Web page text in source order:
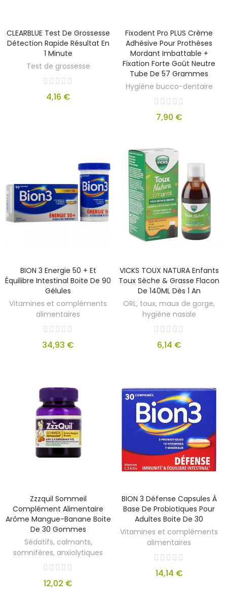
CLEARBLUE Test De Grossesse
Détection Rapide Résultat En
1 Minute
Test de grossesse
4,16 €
Fixodent Pro PLUS Crème
Adhésive Pour Prothèses
Mordant Imbattable +
Fixation Forte Goût Neutre
Tube De 57 Grammes
Hygiène bucco-dentaire
7,90 €
BION 3 Energie 50 + Et
Équilibre Intestinal Boite De 90
Gélules
Vitamines et compléments
alimentaires
34,93 €
VICKS TOUX NATURA Enfants
Toux Sèche & Grasse Flacon
De 140ML Dès 1 An
ORL, toux, maux de gorge,
hygiène nasale
6,14 €
Zzzquil Sommeil
Complément Alimentaire
Arôme Mangue-Banane Boite
De 30 Gommes
Sédatifs, calmants,
somnifères, anxiolytiques
12,02 €
BION 3 Défense Capsules À
Base De Probiotiques Pour
Adultes Boite De 30
Vitamines et compléments
alimentaires
14,14 €